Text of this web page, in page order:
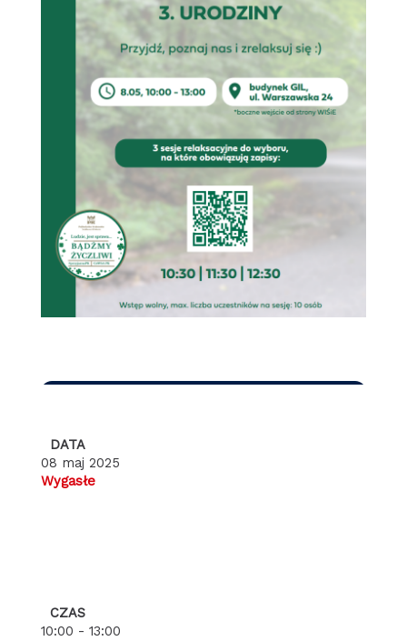
DATA
08 maj 2025
Wygasłe
CZAS
10:00 - 13:00